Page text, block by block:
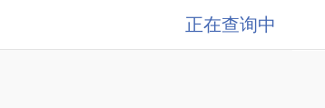
正在查询中